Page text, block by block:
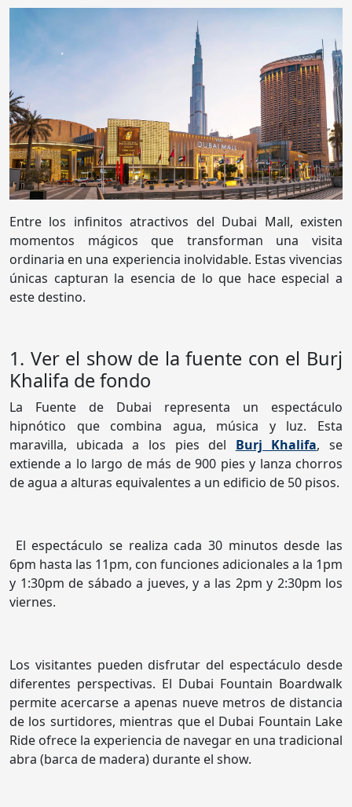
Entre los infinitos atractivos del Dubai Mall, existen
momentos mágicos que transforman una visita
ordinaria en una experiencia inolvidable. Estas vivencias
únicas capturan la esencia de lo que hace especial a
este destino.
1. Ver el show de la fuente con el Burj
Khalifa de fondo
La Fuente de Dubai representa un espectáculo
hipnótico que combina agua, música y luz. Esta
maravilla, ubicada a los pies del Burj Khalifa, se
extiende a lo largo de más de 900 pies y lanza chorros
de agua a alturas equivalentes a un edificio de 50 pisos.
El espectáculo se realiza cada 30 minutos desde las
6pm hasta las 11pm, con funciones adicionales a la 1pm
y 1:30pm de sábado a jueves, y a las 2pm y 2:30pm los
viernes.
Los visitantes pueden disfrutar del espectáculo desde
diferentes perspectivas. El Dubai Fountain Boardwalk
permite acercarse a apenas nueve metros de distancia
de los surtidores, mientras que el Dubai Fountain Lake
Ride ofrece la experiencia de navegar en una tradicional
abra (barca de madera) durante el show.